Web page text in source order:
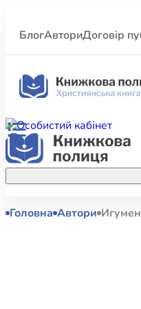
БлогАвториДоговір
Акційні
Головна Автори